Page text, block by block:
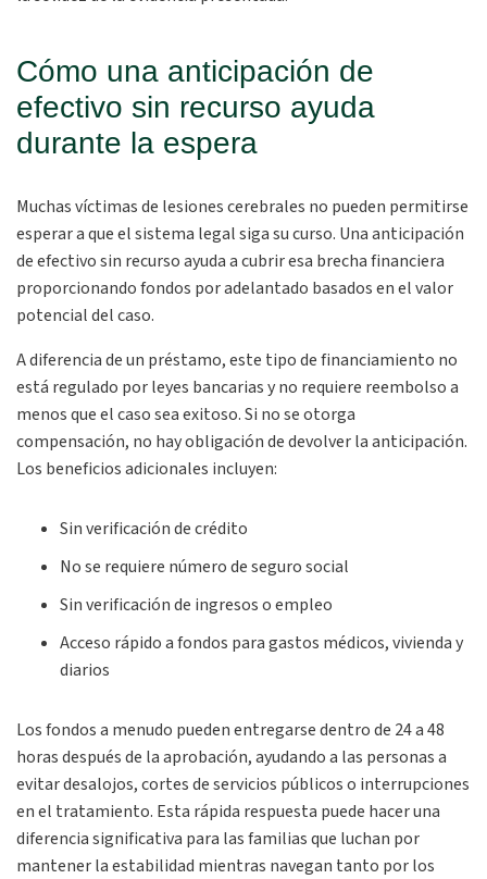
Cómo una anticipación de
efectivo sin recurso ayuda
durante la espera
Muchas víctimas de lesiones cerebrales no pueden permitirse
esperar a que el sistema legal siga su curso. Unaanticipación
de efectivo sin recursoayuda a cubrir esa brecha financiera
proporcionando fondos por adelantado basados en el valor
potencial del caso.
A diferencia de un préstamo, este tipo de financiamiento no
está regulado por leyes bancarias y no requiere reembolso a
menos que el caso sea exitoso. Si no se otorga
compensación, no hay obligación de devolver la anticipación.
Los beneficios adicionales incluyen:
Sin verificación de crédito
No se requiere número de seguro social
Sin verificación de ingresos o empleo
Acceso rápido a fondos para gastos médicos, vivienda y
diarios
Los fondos a menudo pueden entregarse dentro de 24 a 48
horas después de la aprobación, ayudando a las personas a
evitar desalojos, cortes de servicios públicos o interrupciones
en el tratamiento. Esta rápida respuesta puede hacer una
diferencia significativa para las familias que luchan por
mantener la estabilidad mientras navegan tanto por los